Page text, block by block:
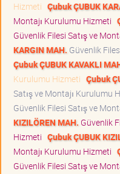
Hizmeti Çubuk ÇUBUK
Montajı Kurulumu Hizmeti
Güvenlik Filesi Satış ve
KARGIN MAH. Güvenlik
Çubuk ÇUBUK KAVAKLI
Kurulumu Hizmeti Çubuk
Satış ve Montajı Kurulumu
Güvenlik Filesi Satış ve
KIZILÖREN MAH. Güvenlik
Hizmeti Çubuk ÇUBUK
Montajı Kurulumu Hizmeti
Güvenlik Filesi Satış ve